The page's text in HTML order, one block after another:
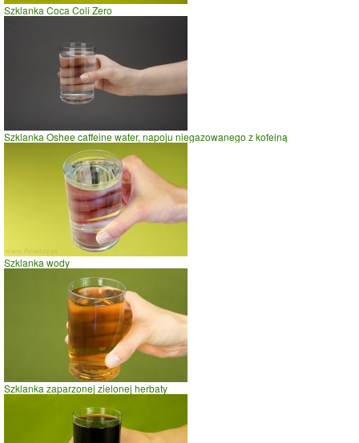
Szklanka Coca Coli Zero
Szklanka Oshee caffeine water, napoju niegazowanego z kofeiną
Szklanka wody
Szklanka zaparzonej zielonej herbaty